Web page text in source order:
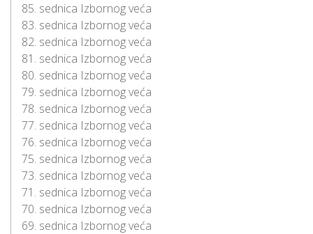
85. sednica Izbornog veća
83. sednica Izbornog veća
82. sednica Izbornog veća
81. sednica Izbornog veća
80. sednica Izbornog veća
79. sednica Izbornog veća
78. sednica Izbornog veća
77. sednica Izbornog veća
76. sednica Izbornog veća
75. sednica Izbornog veća
73. sednica Izbornog veća
71. sednica Izbornog veća
70. sednica Izbornog veća
69. sednica Izbornog veća